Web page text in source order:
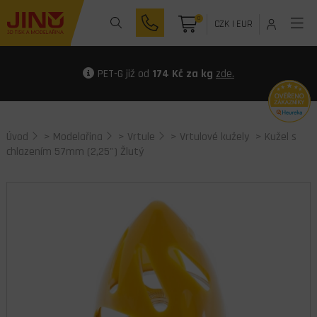
0 CZK| EUR
PET-G již od 174 Kč za kg zde.
Úvod > Modelařina > Vrtule > Vrtulové kužely > Kužel s
chlazením 57mm (2,25") Žlutý